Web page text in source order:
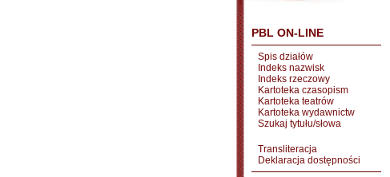
PBL ON-LINE
Spis działów
Indeks nazwisk
Indeks rzeczowy
Kartoteka czasopism
Kartoteka teatrów
Kartoteka wydawnictw
Szukaj tytułu/słowa
Transliteracja
Deklaracja dostępności